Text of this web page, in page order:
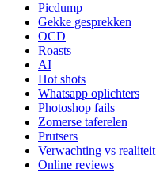
Picdump
Gekke gesprekken
OCD
Roasts
AI
Hot shots
Whatsapp oplichters
Photoshop fails
Zomerse taferelen
Prutsers
Verwachting vs realiteit
Online reviews